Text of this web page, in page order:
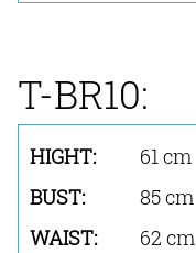
T-BR10:
61 cm
85 cm
62 cm